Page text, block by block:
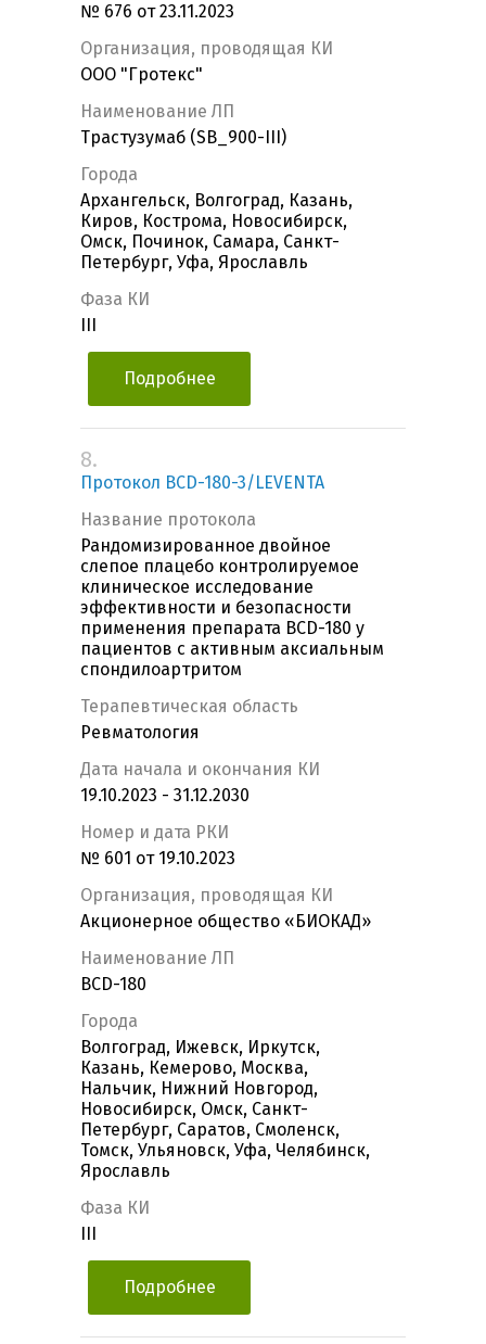
№ 676 от 23.11.2023
Организация, проводящая КИ
ООО "Гротекс"
Наименование ЛП
Трастузумаб (SB_900-III)
Города
Архангельск, Волгоград, Казань,
Киров, Кострома, Новосибирск,
Омск, Починок, Самара, Санкт-
Петербург, Уфа, Ярославль
Фаза КИ
Подробнее
8.
Протокол BCD-180-3/LEVENTA
Название протокола
Рандомизированное двойное
слепое плацебо контролируемое
клиническое исследование
эффективности и безопасности
применения препарата BCD-180 у
пациентов с активным аксиальным
спондилоартритом
Терапевтическая область
Ревматология
Дата начала и окончания КИ
19.10.2023 - 31.12.2030
Номер и дата РКИ
№ 601 от 19.10.2023
Организация, проводящая КИ
Акционерное общество «БИОКАД»
Наименование ЛП
BCD-180
Города
Волгоград, Ижевск, Иркутск,
Казань, Кемерово, Москва,
Нальчик, Нижний Новгород,
Новосибирск, Омск, Санкт-
Петербург, Саратов, Смоленск,
Томск, Ульяновск, Уфа, Челябинск,
Ярославль
Фаза КИ
Подробнее